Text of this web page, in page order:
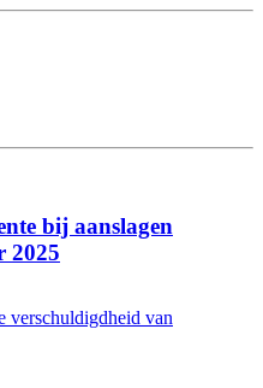
bij aanslagen
2025
verschuldigdheid van